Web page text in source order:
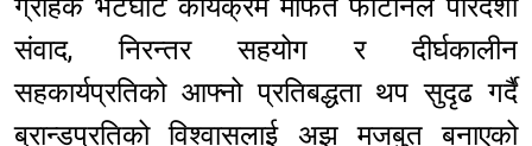
ग्राहक भेटघाट कार्यक्रम मार्फत फोटोनले पारदर्शी
संवाद, निरन्तर सहयोग र दीर्घकालीन
सहकार्यप्रतिको आफ्नो प्रतिबद्धता थप सुदृढ गर्दै
ब्रान्डप्रतिको विश्वासलाई अझ मजबुत बनाएको